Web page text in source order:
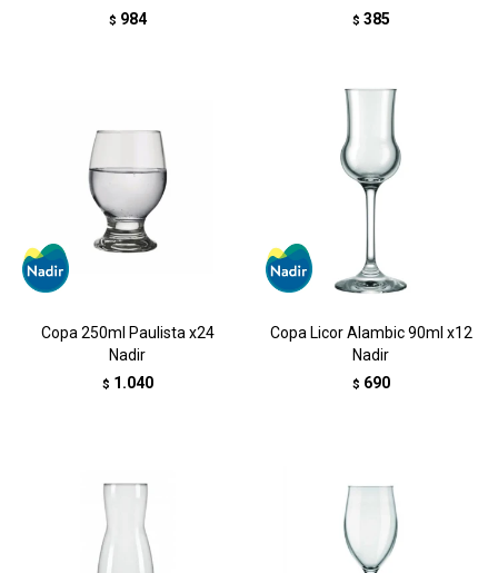
$ 984 $ 385
Copa 250ml Paulista x24
Nadir
$ 1.040
Copa Licor Alambic 90ml x12
Nadir
$ 690